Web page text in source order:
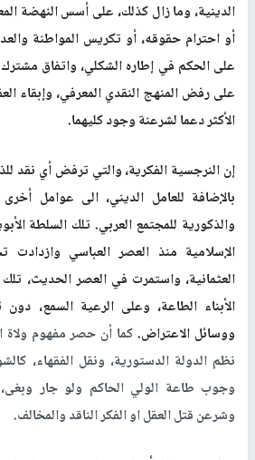
الدينية، وما زال كذلك، على أسس النهضة
أو احترام حقوقه، أو تكريس المواطنة
على الحكم في إطاره الشكلي، واتفاق
على رفض المنهج النقدي المعرفي، وإبقاء
الأكثر دعما لشرعنة وجود كليهما.
إن النرجسية الفكرية، والتي ترفض أي نقد
بالإضافة للعامل الديني، الى عوامل أخرى
والذكورية للمجتمع العربي. تلك السلطة
الإسلامية منذ العصر العباسي وازدادت
العثمانية، واستمرت في العصر الحديث،
الأبناء الطاعة، وعلى الرعية السمع،
ووسائل الاعتراض.كما أن حصر مفهوم
نظم الدولة الدستورية، ونقل الفقهاء،
وجوب طاعة الولي الحاكم ولو جار
وشرعن قتل العقل او الفكر الناقد والمخالف.